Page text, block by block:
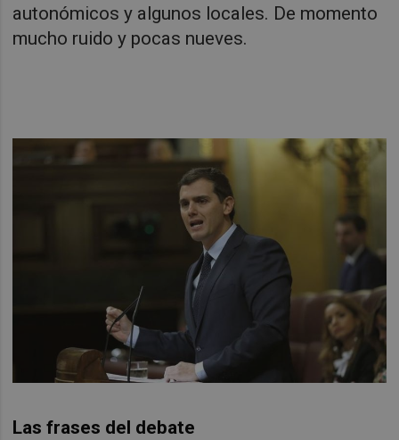
autonómicos y algunos locales. De momento
mucho ruido y pocas nueves.
Las frases del debate